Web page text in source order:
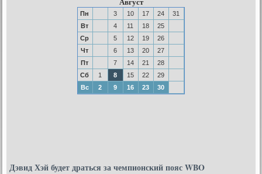
Август
Пн 3 10 17 24
31
Вт
4 11 18
25
Ср
5 12 19
26
Чт
6 13 20
27
Пт
7 14 21
28
Сб
1 8 15 22
29
Вс
2 9 16 23 30
Дэвид Хэй будет драться за чемпионский пояс WBO